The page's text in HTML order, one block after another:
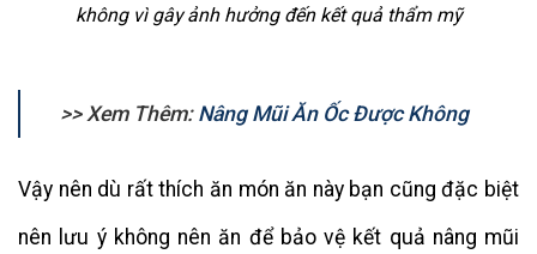
không vì gây ảnh hưởng đến kết quả thẩm mỹ
>> Xem Thêm: Nâng Mũi Ăn Ốc Được Không
Vậy nên dù rất thích ăn món ăn này bạn cũng đặc biệt
nên lưu ý không nên ăn để bảo vệ kết quả nâng mũi